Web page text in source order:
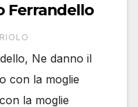
Ferrandello
Ne danno il
con la moglie
la moglie